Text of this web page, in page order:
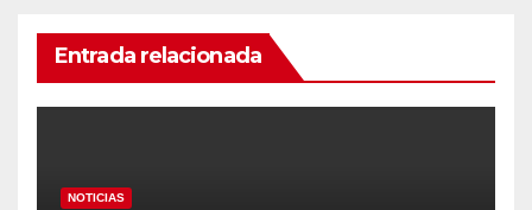
Entrada relacionada
NOTICIAS